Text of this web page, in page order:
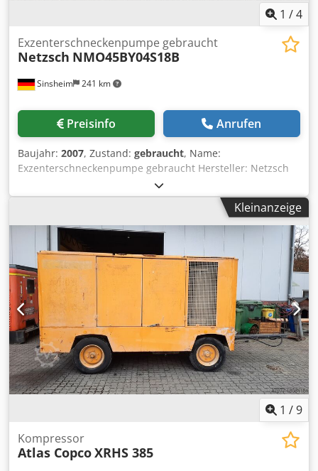
1 /4
Sinsheim 241 km
Exzenterschneckenpumpe gebraucht
Netzsch NMO45BY04S18B
Preisinfo Anrufen
Baujahr: 2007, Zustand: gebraucht, Name:
Exzenterschneckenpumpe gebraucht Hersteller: Netzsch
Typ: NMO45BY04S18B Cjdpfxohukc Io Ah Sjrf Baujahr: 2007
Werkstoff: Normalstahl Antrieb Motor: 7,5 / 8,6 kW Max.
Betriebstemperatur: 20 °C Abmessungen: L 2350 x B 370 x
H 400 mm Leergewicht: ca. 100 kg Drehzahl: 150 - 435 - 530
rpm Förderleistung: 2 - 8-10 m3/h Max. Betriebsdruck: 16
bar Betriebsspannung: 400 / 690 V Schutzart: IP 55
Zustand: Gebraucht Tech. Dokumentation: Nein Preis: Auf
Anfrage
Kleinanzeige
1 /9
Kompressor
Atlas CopcoXRHS 385